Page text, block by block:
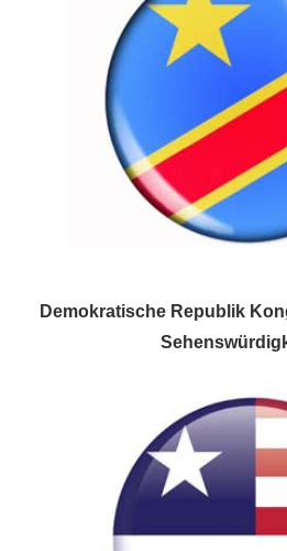
Demokratische Republik